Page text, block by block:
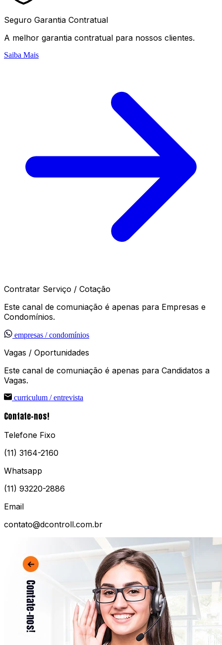
Seguro Garantia Contratual
A melhor garantia contratual para nossos clientes.
Saiba Mais
Contratar Serviço / Cotação
Este canal de comuniação é apenas para Empresas e
Condomínios.
empresas / condomínios
Vagas / Oportunidades
Este canal de comuniação é apenas para Candidatos a
Vagas.
curriculum / entrevista
Contate-nos!
Telefone Fixo
(11) 3164-2160
Whatsapp
(11) 93220-2886
Email
contato@dcontroll.com.br